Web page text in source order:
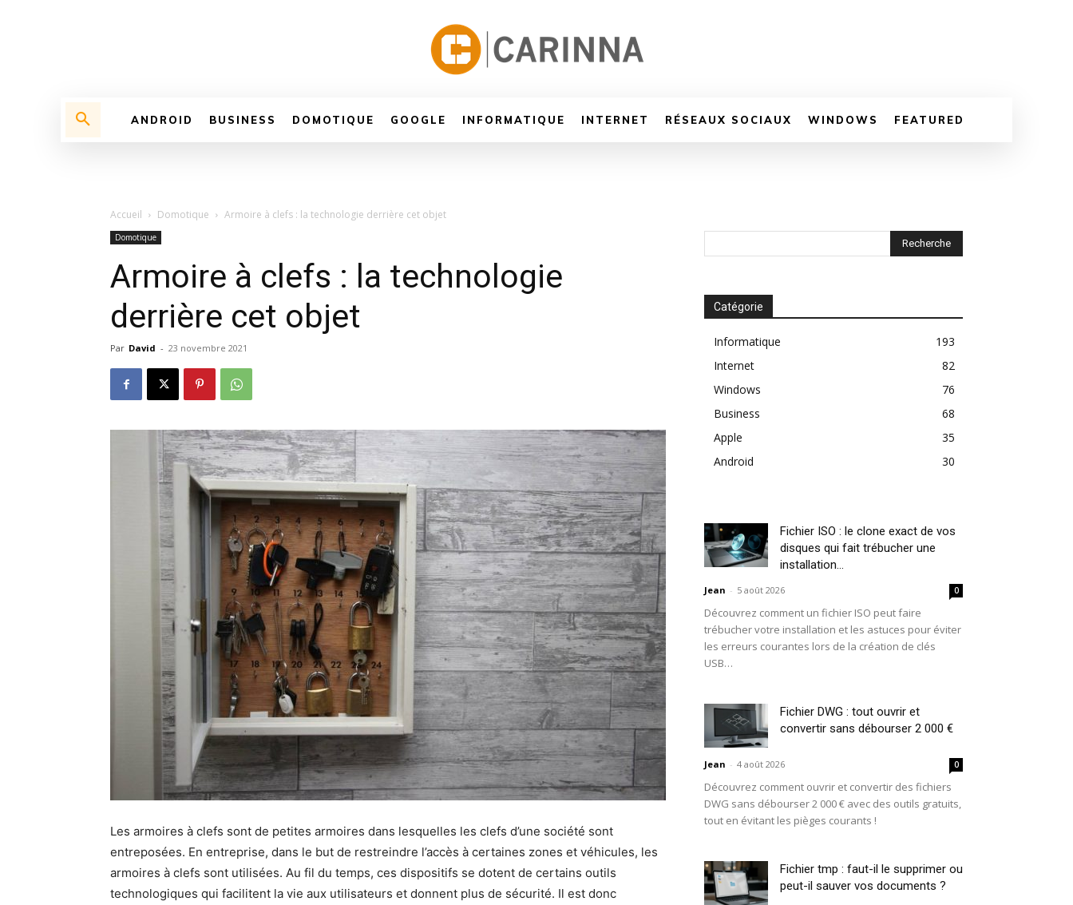
ANDROID BUSINESS DOMOTIQUE GOOGLE INFORMATIQUE INTERNET RÉSEAUX SOCIAUX WINDOWS FEATURED
Accueil Domotique Armoire à clefs : la technologie derrière cet objet
Domotique
Armoire à clefs : la technologie
derrière cet objet
Par David - 23 novembre 2021
Les armoires à clefs sont de petites armoires dans lesquelles les clefs d’une société sont
entreposées. En entreprise, dans le but de restreindre l’accès à certaines zones et véhicules, les
armoires à clefs sont utilisées. Au fil du temps, ces dispositifs se dotent de certains outils
technologiques qui facilitent la vie aux utilisateurs et donnent plus de sécurité. Il est donc
Catégorie
Informatique
193
Internet
82
Windows
76
Business
68
Apple
35
Android
30
Fichier ISO : le clone exact de vos
disques qui fait trébucher une
installation...
Jean - 5 août 2026 0
Découvrez comment un fichier ISO peut faire
trébucher votre installation et les astuces pour éviter
les erreurs courantes lors de la création de clés
USB…
Fichier DWG : tout ouvrir et
convertir sans débourser 2 000 €
Jean - 4 août 2026 0
Découvrez comment ouvrir et convertir des fichiers
DWG sans débourser 2 000 € avec des outils gratuits,
tout en évitant les pièges courants !
Fichier tmp : faut-il le supprimer ou
peut-il sauver vos documents ?